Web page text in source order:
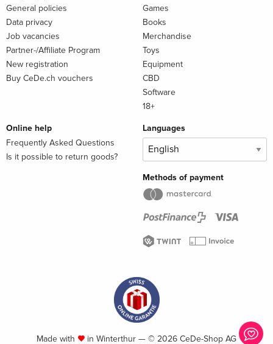
General policies
Data privacy
Job vacancies
Partner-/Affiliate Program
New registration
Buy CeDe.ch vouchers
Games
Books
Merchandise
Toys
Equipment
CBD
Software
18+
Online help
Frequently Asked Questions
Is it possible to return goods?
Languages
Methods of payment
Made with in Winterthur — © 2026 CeDe-Shop AG